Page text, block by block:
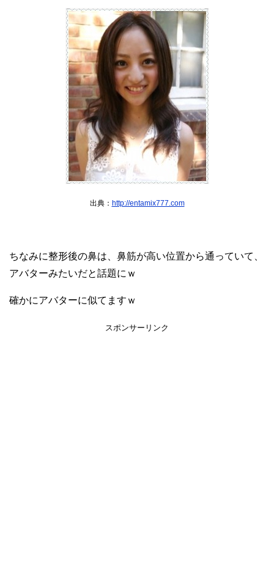
出典： http://entamix777.com
ちなみに整形後の鼻は、鼻筋が高い位置から通っていて、
アバターみたいだと話題にｗ
確かにアバターに似てますｗ
スポンサーリンク